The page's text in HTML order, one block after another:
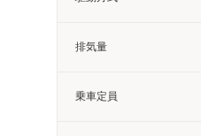
排気量
乗車定員